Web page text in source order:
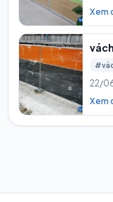
Xem
22/
Xem